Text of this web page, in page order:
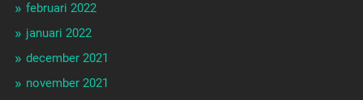
februari 2022
januari 2022
december 2021
november 2021